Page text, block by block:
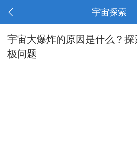
宇宙探索
宇宙大爆炸的原因是什么？
极问题